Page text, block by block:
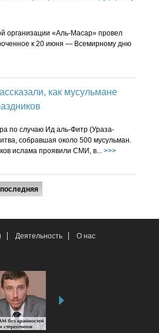
организации «Аль-Масар» провел
к 20 июня — Всемирному дню
как мусульмане
по случаю Ид аль-Фитр (Ураза-
собравшая около 500 мусульман.
ислама проявили СМИ, в... >>>
последняя
Деятельность О нас